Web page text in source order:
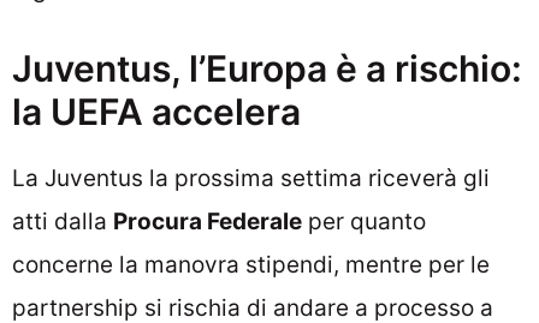
Juventus, l’Europa è a rischio:
la UEFA accelera
La Juventus la prossima settima riceverà gli
atti dalla Procura Federale per quanto
concerne la manovra stipendi, mentre per le
partnership si rischia di andare a processo a